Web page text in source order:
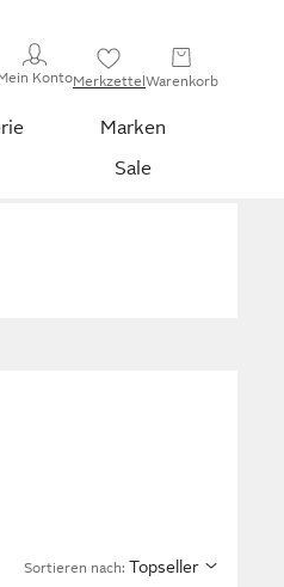
KontoMerkzettelWarenkorb
Marken
Sale
Sortieren nach: Topseller